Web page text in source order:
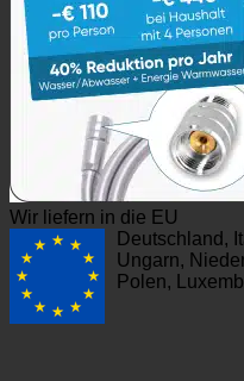
Wir liefern in die EU
Deutschland,
Ungarn,
Polen,